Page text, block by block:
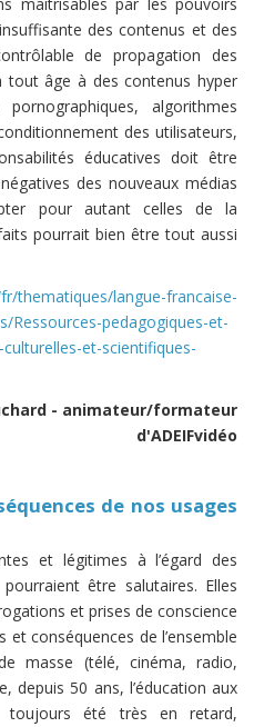
des contenus et des
de propagation des
tout âge à des contenus hyper
algorithmes
des utilisateurs,
éducatives doit être
des nouveaux médias
pour autant celles de la
pourrait bien être tout aussi
fr/thematiques/langue-francaise-
Ressources-pedagogiques-et-
et-scientifiques-
- animateur/formateur
d'ADEIFvidéo
de nos usages
et légitimes à l’égard des
être salutaires. Elles
et prises de conscience
conséquences de l’ensemble
masse (télé, cinéma, radio,
depuis 50 ans, l’éducation aux
toujours été très en retard,